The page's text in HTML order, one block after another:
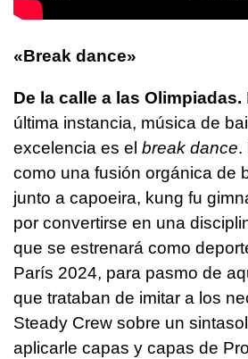
«Break dance»
De la calle a las Olimpiadas.
última instancia, música de
excelencia es el break dance.
como una fusión orgánica de
junto a capoeira, kung fu
por convertirse en una
que se estrenará como
París 2024, para pasmo de
que trataban de imitar a los
Steady Crew sobre un
aplicarle capas y capas de